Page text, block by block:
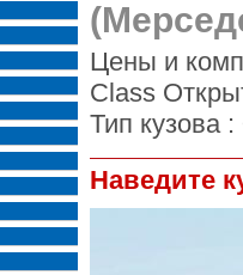
Цены и
Class
Тип кузова :
Наведите